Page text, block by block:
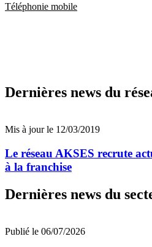
Téléphonie mobile
Dernières news du
Mis à jour le 12/03/2019
Le réseau AKSES recrute
à la franchise
Dernières news du
Publié le 06/07/2026